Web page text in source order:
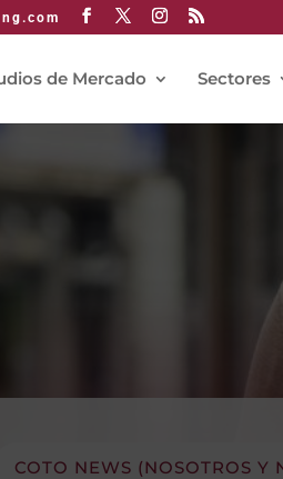
de Mercado Sectores
COTO NEWS (NOSOTROS Y